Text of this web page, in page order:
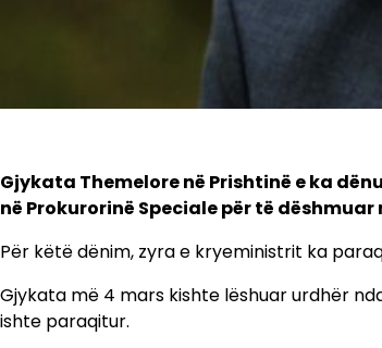
Gjykata Themelore në Prishtinë e ka
në Prokurorinë Speciale për të
Për këtë dënim, zyra e kryeministrit ka
Gjykata më 4 mars kishte lëshuar urdhër
ishte paraqitur.